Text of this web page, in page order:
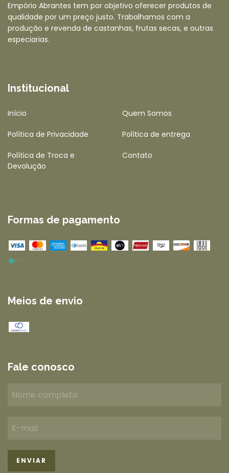
Empório Abrantes tem por objetivo oferecer produtos de
qualidade por um preço justo. Trabalhamos com a
produção e revenda de castanhas, frutas secas, e outras
especiarias.
Institucional
Início Quem Somos
Política de Privacidade Política de entrega
Política de Troca e
Devolução
Contato
Formas de pagamento
Meios de envio
Fale conosco